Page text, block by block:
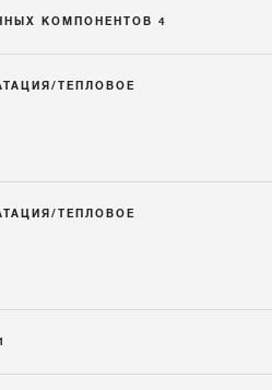
КОМПОНЕНТОВ 4
ТЕПЛОВОЕ
ТЕПЛОВОЕ